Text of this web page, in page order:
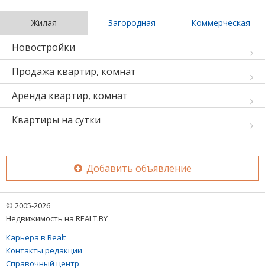
Жилая Загородная Коммерческая
Новостройки
Продажа квартир, комнат
Аренда квартир, комнат
Квартиры на сутки
Добавить объявление
© 2005-2026
Недвижимость на REALT.BY
Карьера в Realt
Контакты редакции
Справочный центр